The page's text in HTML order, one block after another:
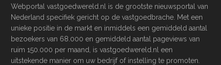
Webportal vastgoedwereld.nl is de grootste nieuwsportal van
Nederland specifiek gericht op de vastgoedbrache. Met een
unieke positie in de markt en inmiddels een gemiddeld aantal
bezoekers van 68.000 en gemiddeld aantal pageviews van
ruim 150.000 per maand, is vastgoedwereld.nl een
uitstekende manier om uw bedrijf of instelling te promoten.